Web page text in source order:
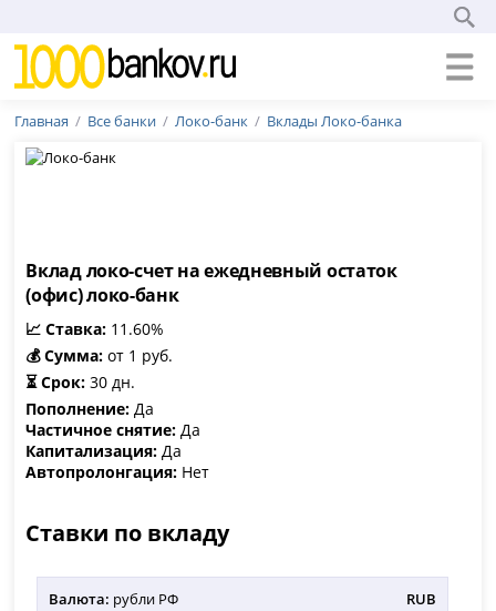
Главная Все банки Локо-банк Вклады Локо-банка
Вклад локо-счет на ежедневный остаток
(офис) локо-банк
📈 Ставка: 11.60%
💰 Сумма: от 1 руб.
⏳ Срок: 30 дн.
Пополнение: Да
Частичное снятие: Да
Капитализация: Да
Автопролонгация: Нет
Ставки по вкладу
Валюта: рубли РФ RUB